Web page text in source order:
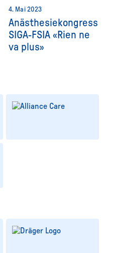
4. Mai 2023
Anästhesiekongress
SIGA-FSIA «Rien ne
va plus»